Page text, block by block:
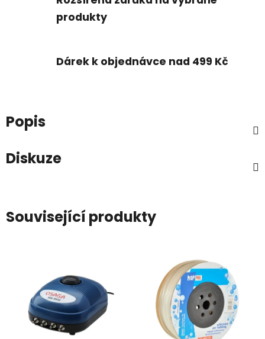
produkty
Dárek k objednávce nad 499 Kč
Popis
Diskuze
Související produkty